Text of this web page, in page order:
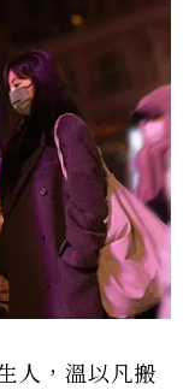
人，溫以凡搬